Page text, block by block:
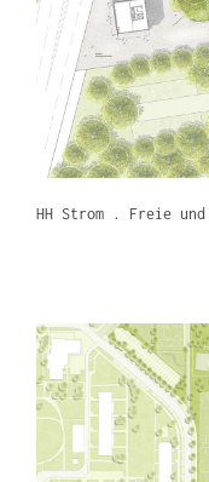
HH Strom . Freie und